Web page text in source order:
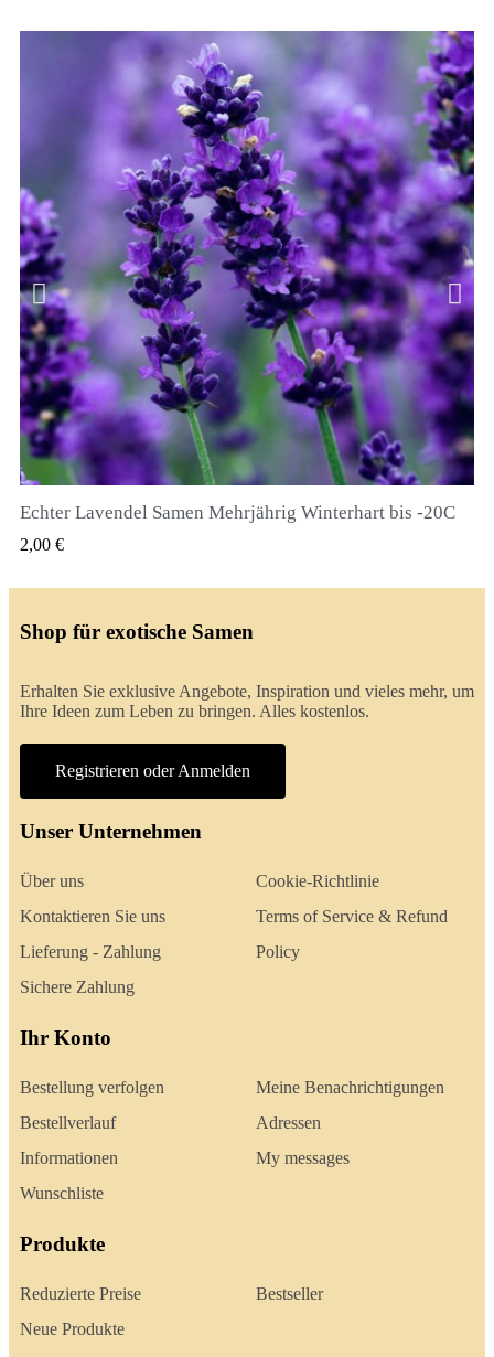
QUICK VIEW
Echter Lavendel Samen Mehrjährig Winterhart bis -20C
2,00 €
Shop für exotische Samen
Erhalten Sie exklusive Angebote, Inspiration und vieles mehr, um
Ihre Ideen zum Leben zu bringen. Alles kostenlos.
Registrieren oder Anmelden
Unser Unternehmen
Über uns
Kontaktieren Sie uns
Lieferung - Zahlung
Sichere Zahlung
Cookie-Richtlinie
Terms of Service & Refund
Policy
Ihr Konto
Bestellung verfolgen
Bestellverlauf
Informationen
Wunschliste
Meine Benachrichtigungen
Adressen
My messages
Produkte
Reduzierte Preise
Neue Produkte
Bestseller